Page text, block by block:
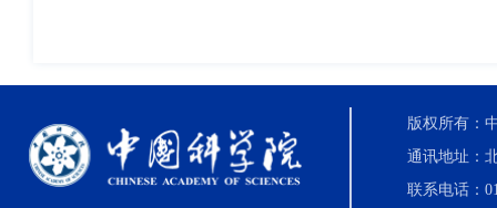
版权所有：
通讯地址：
联系电话：